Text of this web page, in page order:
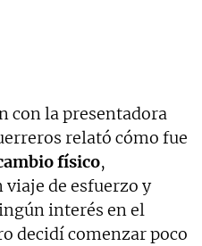
con la presentadora
relató cómo fue
físico,
de esfuerzo y
interés en el
decidí comenzar poco